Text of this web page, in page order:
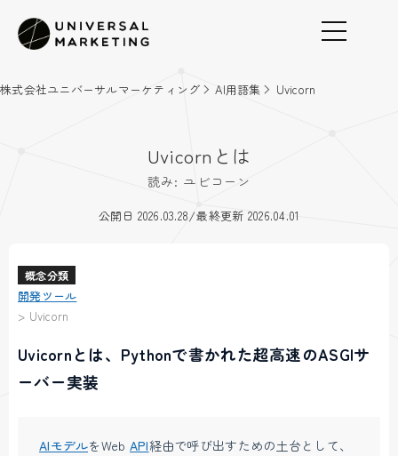
株式会社ユニバーサルマーケティング AI用語集 Uvicorn
Uvicornとは
読み: ユビコーン
公開日 2026.03.28/最終更新 2026.04.01
概念分類
開発ツール
> Uvicorn
Uvicornとは、Pythonで書かれた超高速のASGIサ
ーバー実装
AIモデルをWeb API経由で呼び出すための土台として、